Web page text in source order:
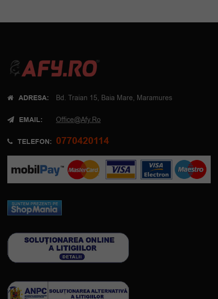
ADRESA: Bd. Traian 15, Baia Mare, Maramures
EMAIL: Office@afy.ro
TELEFON: 0770420114